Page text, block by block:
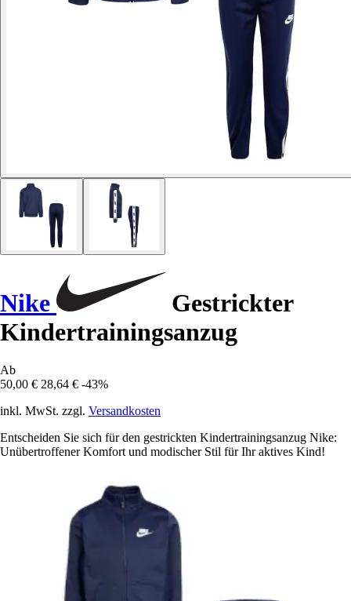
Nike
Gestrickter
Kindertrainingsanzug
Ab
50,00 € 28,64 € -43%
inkl. MwSt. zzgl. Versandkosten
Entscheiden Sie sich für den gestrickten Kindertrainingsanzug Nike:
Unübertroffener Komfort und modischer Stil für Ihr aktives Kind!